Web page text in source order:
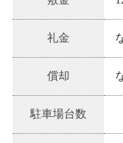
礼金
償却
駐車場台数